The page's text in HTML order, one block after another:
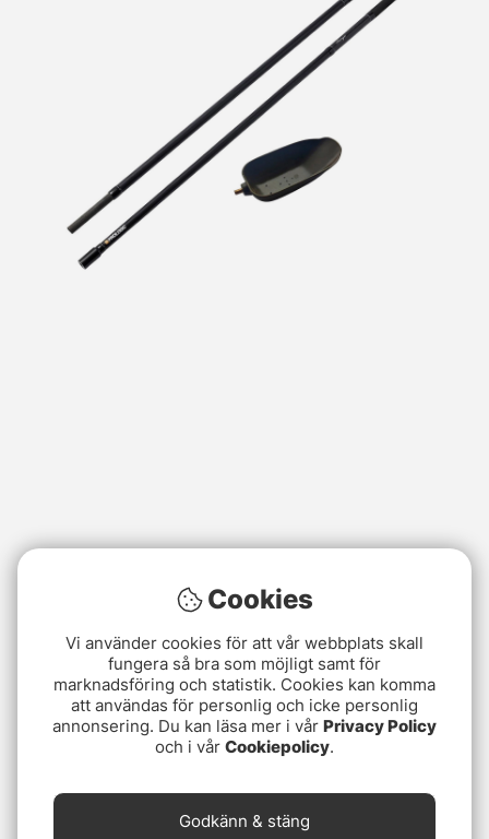
Cookies
Vi använder cookies för att vår webbplats skall
fungera så bra som möjligt samt för
marknadsföring och statistik. Cookies kan komma
att användas för personlig och icke personlig
annonsering. Du kan läsa mer i vår Privacy Policy
och i vår Cookiepolicy.
Godkänn & stäng